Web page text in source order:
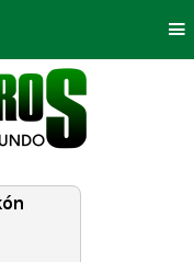
Deportes
Neira